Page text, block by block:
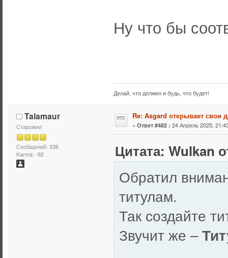
Ну что бы
Делай, что должен и будь, что будет!
Talamaur
Старожил
Сообщений: 336
Karma: -92
Re: Asgard открывает свои
« Ответ #482 : 24 Апрель 2025,
Цитата: Wulkan
Обратил
титулам.
Так создайте
Звучит же –